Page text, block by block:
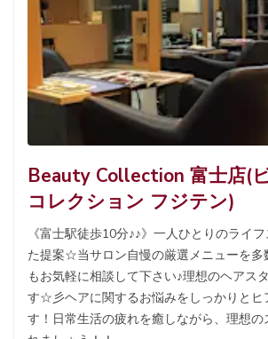
Beauty Collection 富士店(
コレクション フジテン)
《富士駅徒歩10分♪♪》一人ひとりのライ
た提案☆当サロン自慢の厳選メニューを
もお気軽に相談して下さい♪理想のヘアス
す☆彡ヘアに関するお悩みをしっかりとヒ
す！日常生活の疲れを癒しながら、理想の